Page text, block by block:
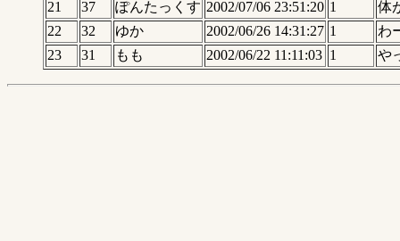
21
37 ぽんたっくす 2002/07/06 23:51:20 1
体
22
32 ゆか 2002/06/26 14:31:27 1
わ
23
31 もも 2002/06/22 11:11:03 1 や